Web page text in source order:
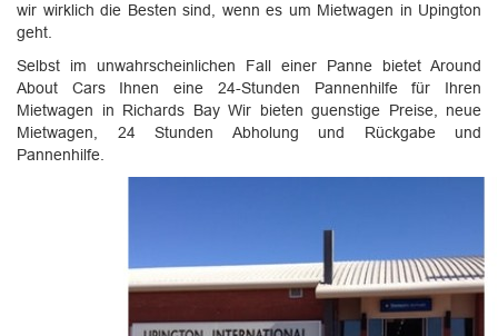
wir wirklich die Besten sind, wenn es um Mietwagen in Upington
geht.
Selbst im unwahrscheinlichen Fall einer Panne bietet Around
About Cars Ihnen eine 24-Stunden Pannenhilfe für Ihren
Mietwagen in Richards Bay Wir bieten guenstige Preise, neue
Mietwagen, 24 Stunden Abholung und Rückgabe und
Pannenhilfe.